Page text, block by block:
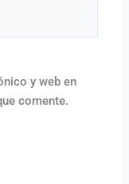
y web en
comente.